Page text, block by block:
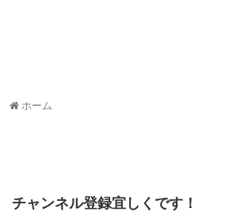
ホーム
チャンネル登録宜しくです！